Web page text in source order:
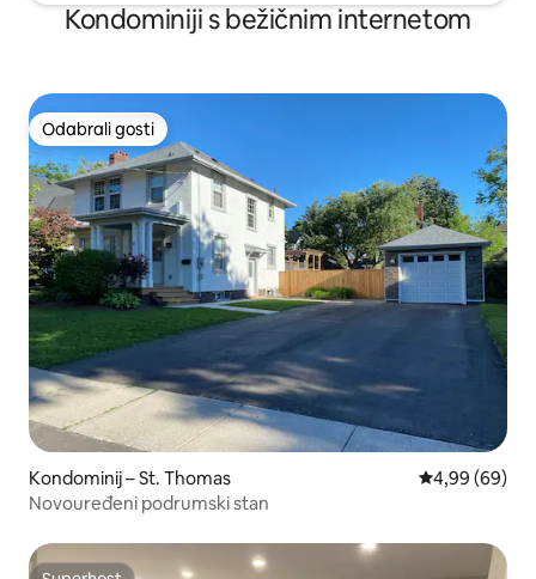
Kondominiji s bežičnim internetom
Odabrali gosti
Odabrali gosti
Kondominij – St. Thomas Prosječna
4,99 (69)
Novouređeni podrumski stan